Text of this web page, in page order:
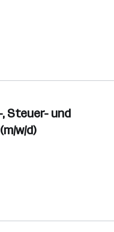
Steuer- und
w/d)